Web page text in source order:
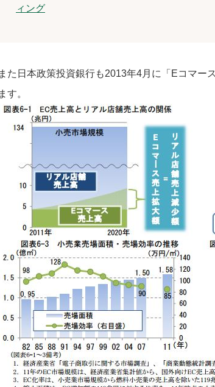
ィング
また日本政策投資銀行も2013年4月に「Eコマー
ます。